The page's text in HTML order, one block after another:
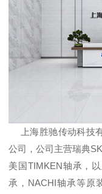
上海胜驰传动科技
公司，公司主营瑞典
美国TIMKEN轴承，
承，NACHI轴承等原